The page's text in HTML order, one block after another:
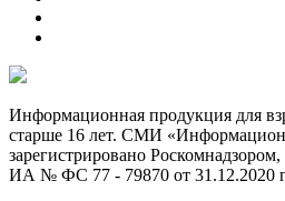
Информационная продукция для
старше 16 лет. СМИ
зарегистрировано
ИА № ФС 77 - 79870 от 31.12.2020